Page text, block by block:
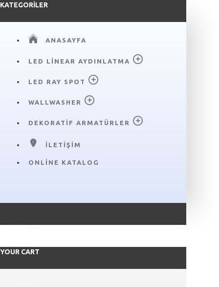
KATEGORILER
ANASAYFA
LED LINEAR AYDINLATMA
LED RAY SPOT
WALLWASHER
DEKORATIF ARMATÜRLER
İLETIŞIM
ONLINE KATALOG
YOUR CART